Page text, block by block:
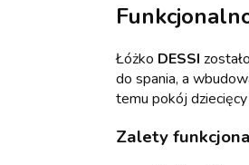
Łóżko DESSI
do spania, a
temu pokój
Zalety